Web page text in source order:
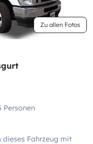
Zu allen Fotos
dieses Fahrzeug mit